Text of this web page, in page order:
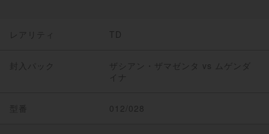
レアリティ TD
封入パック
ザシアン・ザマゼンタ vs ムゲンダ
イナ
型番 012/028